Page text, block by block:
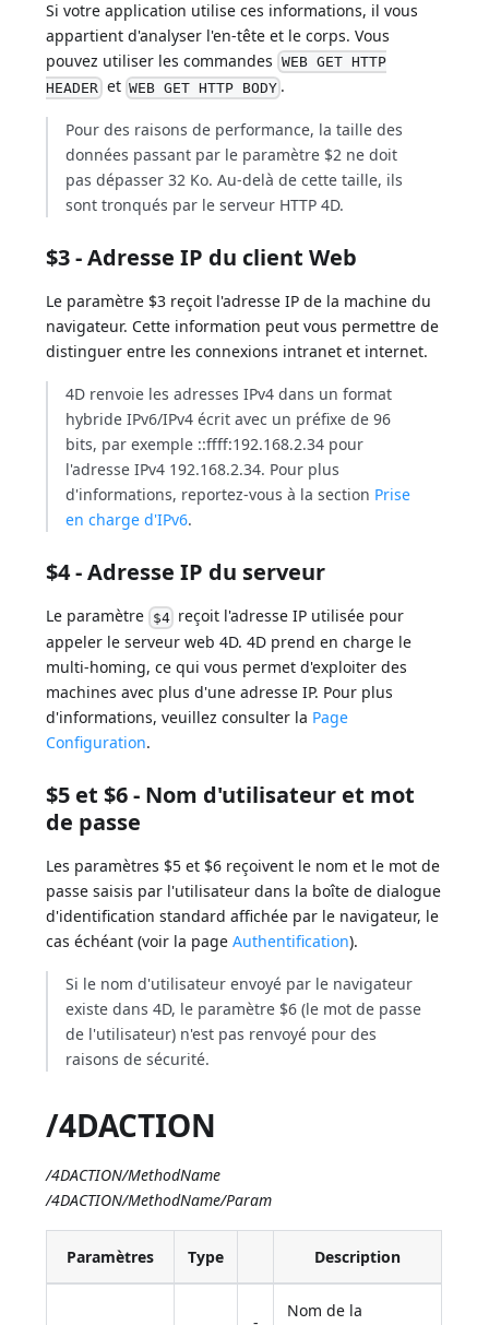
Si votre application utilise ces informations, il vous
appartient d'analyser l'en-tête et le corps. Vous
pouvez utiliser les commandes WEB GET HTTP
HEADER et WEB GET HTTP BODY .
Pour des raisons de performance, la taille des
données passant par le paramètre $2 ne doit
pas dépasser 32 Ko. Au-delà de cette taille, ils
sont tronqués par le serveur HTTP 4D.
$3 - Adresse IP du client Web
Le paramètre $3 reçoit l'adresse IP de la machine du
navigateur. Cette information peut vous permettre de
distinguer entre les connexions intranet et internet.
4D renvoie les adresses IPv4 dans un format
hybride IPv6/IPv4 écrit avec un préfixe de 96
bits, par exemple ::ffff:192.168.2.34 pour
l'adresse IPv4 192.168.2.34. Pour plus
d'informations, reportez-vous à la section Prise
en charge d'IPv6.
$4 - Adresse IP du serveur
Le paramètre $4 reçoit l'adresse IP utilisée pour
appeler le serveur web 4D. 4D prend en charge le
multi-homing, ce qui vous permet d'exploiter des
machines avec plus d'une adresse IP. Pour plus
d'informations, veuillez consulter la Page
Configuration.
$5 et $6 - Nom d'utilisateur et mot
de passe
Les paramètres $5 et $6 reçoivent le nom et le mot de
passe saisis par l'utilisateur dans la boîte de dialogue
d'identification standard affichée par le navigateur, le
cas échéant (voir la pageAuthentification).
Si le nom d'utilisateur envoyé par le navigateur
existe dans 4D, le paramètre $6 (le mot de passe
de l'utilisateur) n'est pas renvoyé pour des
raisons de sécurité.
/4DACTION
/4DACTION/MethodName
/4DACTION/MethodName/Param
Paramètres Type Description
Nom de la